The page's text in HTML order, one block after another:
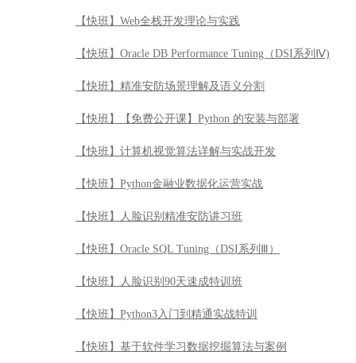
【快班】Python金融业数据化运营实战
【快班】人脸识别精准安防讲习班
【快班】Oracle SQL Tuning（DSI系列Ⅲ）
【快班】人脸识别90天速成特训班
【快班】Python3入门到精通实战特训
【快班】基于软件学习数据挖掘算法与案例
【快班】股票投资基础之技术分析
【快班】股票投资基础之基本面分析
【快班】Python机器学习
【快班】python3接口自动化测试开发实战
【快班】【免费公开课】《Hadoop入门手册》——CDH